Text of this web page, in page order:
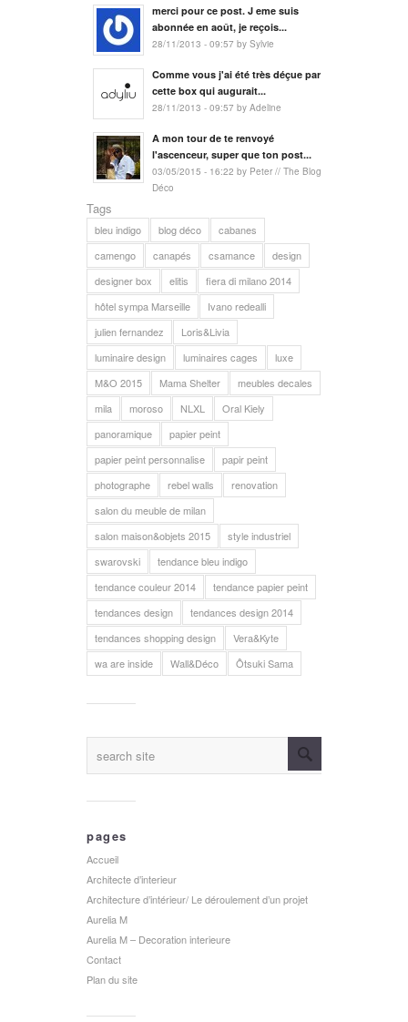
merci pour ce post. J eme suis
abonnée en août, je reçois...
28/11/2013 - 09:57 by Sylvie
Comme vous j'ai été très déçue par
cette box qui augurait...
28/11/2013 - 09:57 by Adeline
A mon tour de te renvoyé
l'ascenceur, super que ton post...
03/05/2015 - 16:22 by Peter // The Blog
Déco
Tags
bleu indigo blog déco
cabanes
camengo
canapés csamance
design
designer box
elitis
fiera di milano 2014
hôtel sympa Marseille
Ivano redealli
julien fernandez
Loris&Livia
luminaire design
luminaires cages
luxe
M&O 2015
Mama Shelter
meubles decales
mila
moroso NLXL
Oral Kiely
panoramique
papier peint
papier peint personnalise
papir peint
photographe
rebel walls
renovation
salon du meuble de milan
salon maison&objets 2015
style industriel
swarovski
tendance bleu indigo
tendance couleur 2014
tendance papier peint
tendances design
tendances design 2014
tendances shopping design
Vera&Kyte
wa are inside
Wall&Déco Ôtsuki Sama
pages
Accueil
Architecte d’interieur
Architecture d’intérieur/ Le déroulement d’un projet
Aurelia M
Aurelia M – Decoration interieure
Contact
Plan du site